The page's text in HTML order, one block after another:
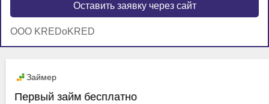
Оставить заявку через сайт
OOO KREDoKRED
Займер
Первый займ бесплатно